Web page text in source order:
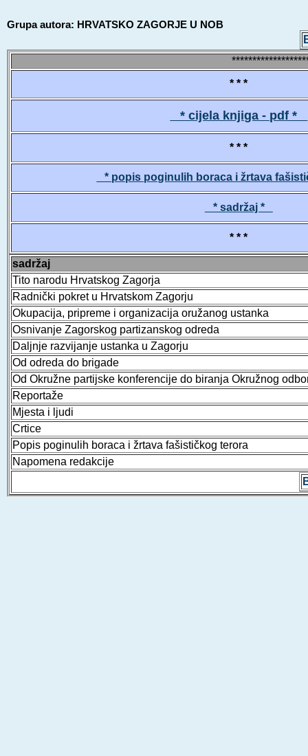
Grupa autora: HRVATSKO ZAGORJE U NOB
* * *
* cijela knjiga - pdf *
* * *
* popis poginulih boraca i žrtava
* sadržaj *
* * *
sadržaj
Tito narodu Hrvatskog Zagorja
Radnički pokret u Hrvatskom Zagorju
Okupacija, pripreme i organizacija oružanog ustanka
Osnivanje Zagorskog partizanskog odreda
Daljnje razvijanje ustanka u Zagorju
Od odreda do brigade
Od Okružne partijske konferencije do biranja Okružnog
Reportaže
Mjesta i ljudi
Crtice
Popis poginulih boraca i žrtava fašističkog terora
Napomena redakcije